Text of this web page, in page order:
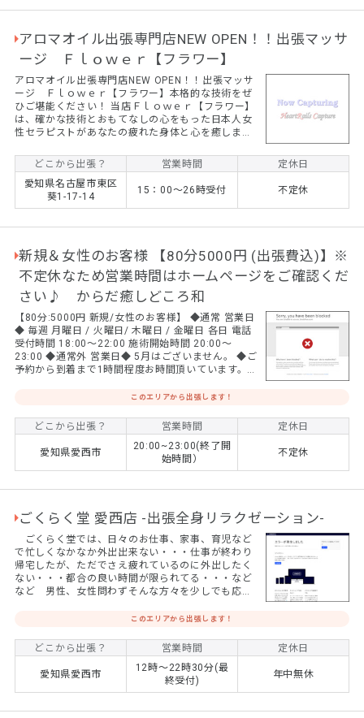
アロマオイル出張専門店NEW OPEN！！出張マッサ
ージ Ｆｌｏｗｅｒ【フラワー】
アロマオイル出張専門店NEW OPEN！！出張マッサ
ージ Ｆｌｏｗｅｒ【フラワー】本格的な技術をぜ
ひご堪能ください！ 当店Ｆｌｏｗｅｒ【フラワー】
は、確かな技術とおもてなしの心をもった日本人女
性セラピストがあなたの疲れた身体と心を癒しま
い。
どこから出張？ 営業時間
定休日
愛知県名古屋市東区
葵1-17-14
15：00～26時受付 不定休
新規＆女性のお客様 【80分5000円 (出張費込)】※
不定休なため営業時間はホームページをご確認くだ
さい♪ からだ癒しどころ和
【80分:5000円 新規/女性のお客様】 ◆通常 営業日
◆ 毎週 月曜日 / 火曜日/ 木曜日 / 金曜日 各日 電話
受付時間 18:00～22:00 施術開始時間 20:00～
23:00 ◆通常外 営業日◆ 5月はございません。 ◆ご
予約から到着まで1時間程度お時間頂いています。 ●
運営させて頂いています。 ●営業日が不定休、また
うかご了承くださいませ。
このエリアから出張します！
どこから出張？ 営業時間 定休日
愛知県愛西市
20:00~23:00(終了開
始時間）
不定休
ごくらく堂 愛西店 -出張全身リラクゼーション-
ごくらく堂では、日々のお仕事、家事、育児など
で忙しくなかなか外出出来ない・・・仕事が終わり
帰宅したが、ただでさえ疲れているのに外出したく
ない・・・都合の良い時間が限られてる・・・など
など 男性、女性問わずそんな方々を少しでも応援
このエリアから出張します！
どこから出張？ 営業時間 定休日
愛知県愛西市
12時～22時30分(最
終受付)
年中無休